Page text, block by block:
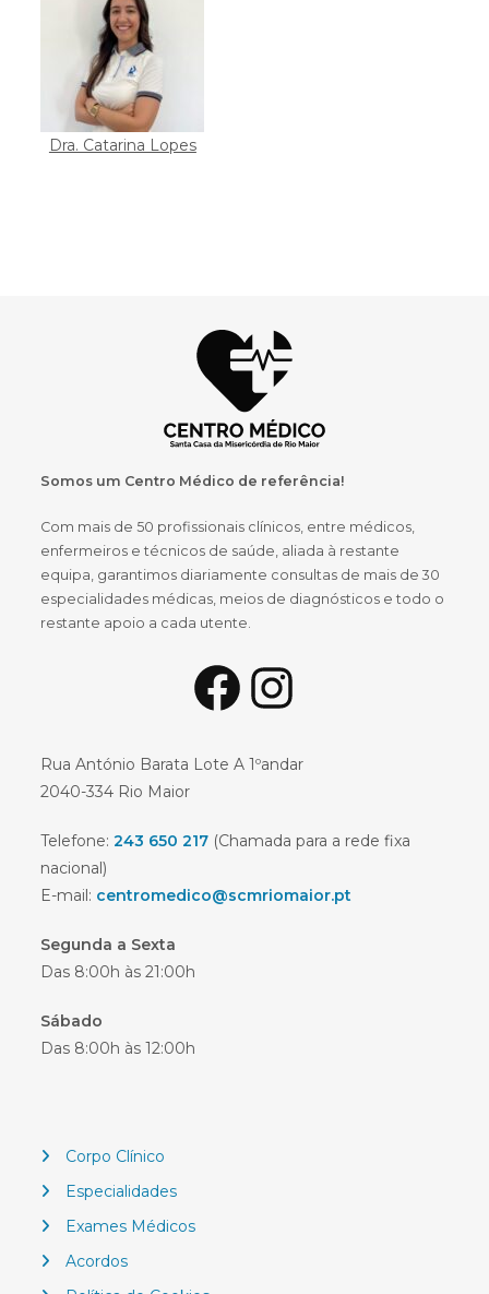
Dra. Catarina Lopes
Somos um Centro Médico de referência!
Com mais de 50 profissionais clínicos, entre médicos,
enfermeiros e técnicos de saúde, aliada à restante
equipa, garantimos diariamente consultas de mais de 30
especialidades médicas, meios de diagnósticos e todo o
restante apoio a cada utente.
FacebookInstagram
Rua António Barata Lote A 1ºandar
2040-334 Rio Maior
Telefone:243 650 217 (Chamada para a rede fixa
nacional)
E-mail: centromedico@scmriomaior.pt
Segunda a Sexta
Das 8:00h às 21:00h
Sábado
Das 8:00h às 12:00h
Corpo Clínico
Especialidades
Exames Médicos
Acordos